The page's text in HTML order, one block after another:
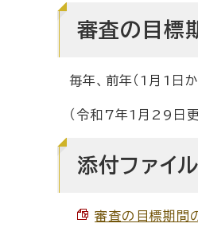
審査の目標
毎年、前年（1月1日
（令和7年1月29日更
添付ファイル
審査の目標期間